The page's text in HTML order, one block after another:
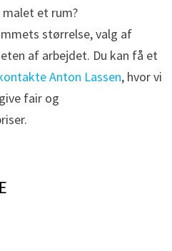
et rum?
størrelse, valg af
af arbejdet. Du kan få et
Anton Lassen, hvor vi
fair og